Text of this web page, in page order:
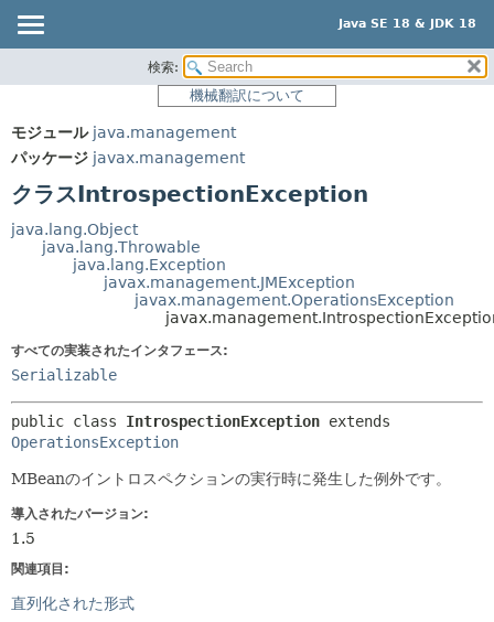
Java SE 18 & JDK 18
パッケージ
使用
ツリー
プレビュー
非推奨
索引
ヘルプ
サマリー:
ネスト済
メソッド
フィールド
コンストラクタ
検索:
機械翻訳について
モジュール java.management
パッケージ javax.management
クラスIntrospectionException
java.lang.Object
java.lang.Throwable
java.lang.Exception
javax.management.JMException
javax.management.OperationsException
すべての実装されたインタフェース:
Serializable
public class IntrospectionException
OperationsException
MBeanのイントロスペクションの実行時に発生した例外です。
導入されたバージョン:
1.5
関連項目:
直列化された形式